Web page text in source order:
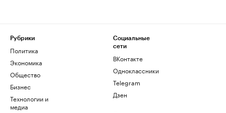
Рубрики
Политика
Экономика
Общество
Бизнес
Технологии и
медиа
Социальные
сети
ВКонтакте
Одноклассники
Telegram
Дзен